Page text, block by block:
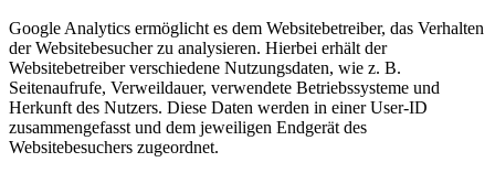
Google Analytics ermöglicht es dem Websitebetreiber, das Verhalten
der Websitebesucher zu analysieren. Hierbei erhält der
Websitebetreiber verschiedene Nutzungsdaten, wie z. B.
Seitenaufrufe, Verweildauer, verwendete Betriebssysteme und
Herkunft des Nutzers. Diese Daten werden in einer User-ID
zusammengefasst und dem jeweiligen Endgerät des
Websitebesuchers zugeordnet.